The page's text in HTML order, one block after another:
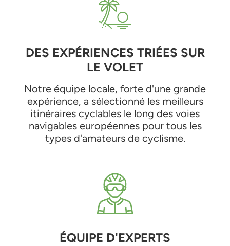
DES EXPÉRIENCES TRIÉES SUR
LE VOLET
Notre équipe locale, forte d'une grande
expérience, a sélectionné les meilleurs
itinéraires cyclables le long des voies
navigables européennes pour tous les
types d'amateurs de cyclisme.
ÉQUIPE D'EXPERTS